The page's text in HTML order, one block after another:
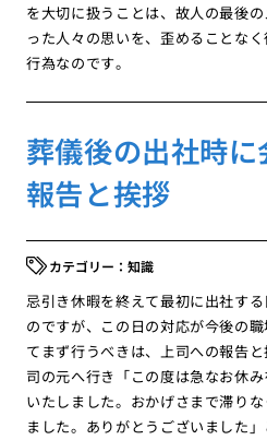
を大切に扱うことは、故人の最後
った人々の思いを、歪めることな
行為なのです。
葬儀後の出社時
報告と挨拶
知識
忌引き休暇を終えて最初に出社す
のですが、この日の対応が今後の
てまず行うべきは、上司への報告
司の元へ行き「この度は急なお休
いたしました。おかげさまで滞り
ました。ありがとうございました